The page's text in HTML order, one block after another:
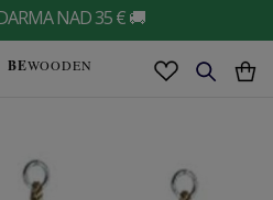
NAD 35 € 🚚
BEWOODEN